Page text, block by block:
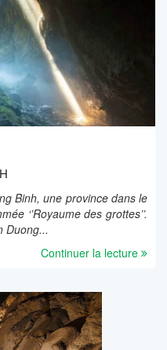
Binh, une province dans le
‘’Royaume des grottes’’.
Duong...
Continuer la lecture